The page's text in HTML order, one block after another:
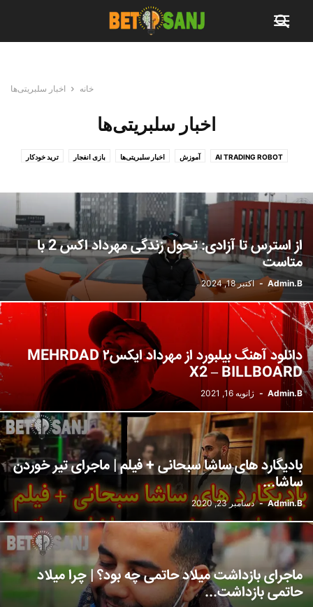
خانه اخبار سلبریتی‌ها
اخبار سلبریتی‌ها
AI TRADING ROBOT آموزش اخبار سلبریتی‌ها بازی انفجار ترید خودکار
ویدئوهای فان
از استرس تا آزادی: تحول زندگی مهرداد اکس 2 با
متاست
Admin.B
- اکتبر 18, 2024
دانلود آهنگ بیلبورد از مهرداد ایکس۲ MEHRDAD
X2 – BILLBOARD
Admin.B
- ژانویه 16, 2021
بادیگارد های ساشا سبحانی + فیلم | ماجرای تیر خوردن
ساشا...
Admin.B
- دسامبر 23, 2020
ماجرای بازداشت میلاد حاتمی چه بود؟ | چرا میلاد
حاتمی بازداشت...